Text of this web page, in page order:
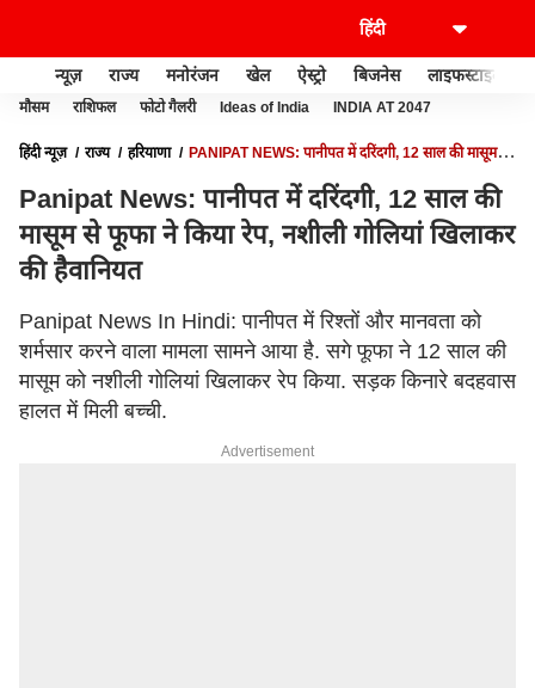
न्यूज़ राज्य मनोरंजन खेल ऐस्ट्रो बिजनेस लाइफस्टाइल
मौसम राशिफल फोटो गैलरी Ideas of India INDIA AT 2047
हिंदी न्यूज़ राज्य हरियाणा
PANIPAT NEWS: पानीपत में दरिंदगी, 12 साल की मासूम से
Panipat News: पानीपत में दरिंदगी, 12 साल की
मासूम से फूफा ने किया रेप, नशीली गोलियां खिलाकर
की हैवानियत
Panipat News In Hindi: पानीपत में रिश्तों और मानवता को
शर्मसार करने वाला मामला सामने आया है. सगे फूफा ने 12 साल की
मासूम को नशीली गोलियां खिलाकर रेप किया. सड़क किनारे बदहवास
हालत में मिली बच्ची.
Advertisement